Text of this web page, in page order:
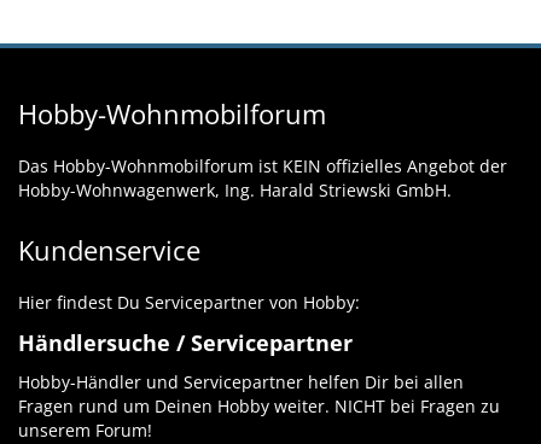
Hobby-Wohnmobilforum
Das Hobby-Wohnmobilforum ist KEIN offizielles Angebot der
Hobby-Wohnwagenwerk, Ing. Harald Striewski GmbH.
Kundenservice
Hier findest Du Servicepartner von Hobby:
Händlersuche / Servicepartner
Hobby-Händler und Servicepartner helfen Dir bei allen
Fragen rund um Deinen Hobby weiter. NICHT bei Fragen zu
unserem Forum!